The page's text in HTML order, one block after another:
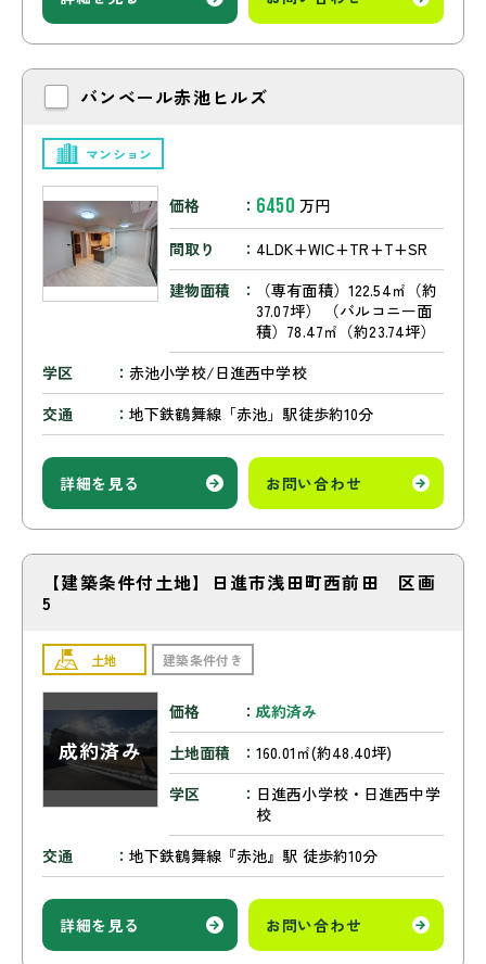
バンベール赤池ヒルズ
マンション
価格 6450 万円
間取り
4LDK+WIC+TR+T+SR
建物面積
（専有面積）122.54㎡（約
37.07坪） （バルコニー面
積）78.47㎡（約23.74坪）
学区
赤池小学校/日進西中学校
交通
地下鉄鶴舞線「赤池」駅徒歩約10分
詳細を見る お問い合わせ
【建築条件付土地】日進市浅田町西前田 区画
5
土地 建築条件付き
価格
成約済み
土地面積
160.01㎡(約48.40坪)
学区
日進西小学校・日進西中学
校
交通
地下鉄鶴舞線『赤池』駅 徒歩約10分
詳細を見る お問い合わせ